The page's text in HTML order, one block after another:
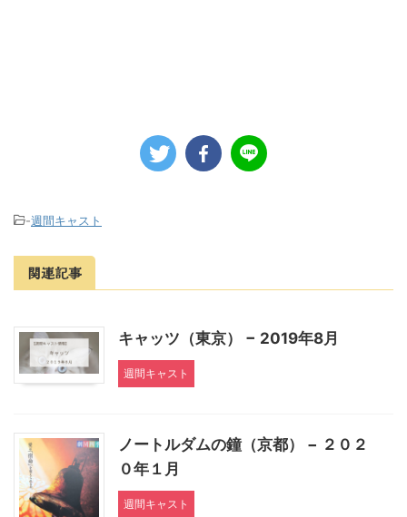
-週間キャスト
関連記事
キャッツ（東京） − 2019年8月
週間キャスト
ノートルダムの鐘（京都） − ２０２
０年１月
週間キャスト